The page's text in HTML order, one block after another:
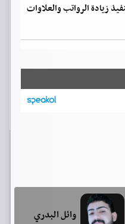
زيادة الرواتب والعلاوات
وائل البدري